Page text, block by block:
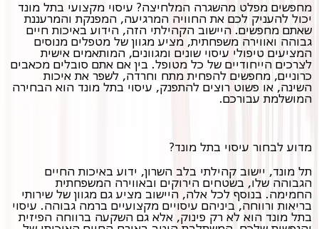
מחפשים מפלט מהשגרה המלחיצה? עיסוי מקצועי בתל מונד
יכול להעניק לכם את החוויה המרגיעה, המפנקת והמרעננת
שאתם מחפשים. היישוב הקהילתי הזה, הידוע באיכות חיים
גבוהה ואווירה משפחתית, מציע מגוון של מטפלים מנוסים
המציעים טיפולי עיסוי שונים ומגוונים, המותאמים אישית
לצרכים הייחודיים של כל מטופל. בין אם אתם סובלים מכאבים
כרוניים, מחפשים להפחית מתח וחרדה, לשפר את איכות
השינה, או פשוט רוצים להתפנק, עיסוי בתל מונד הוא הבחירה
המושלמת עבורכם.
מדוע לבחור עיסוי בתל מונד?
תל מונד, יישוב קהילתי בלב השרון, ידוע באיכות החיים
הגבוהה שלו, בשטחים הירוקים ובאווירה המשפחתית
החמימה. בנוסף לכל אלה, היישוב מציע גם מגוון של שירותי
בריאות ורווחה, ביניהם עיסויים מקצועיים ברמה גבוהה. עיסוי
בתל מונד הוא לא רק פינוק, אלא גם השקעה ברווחה הפיזית